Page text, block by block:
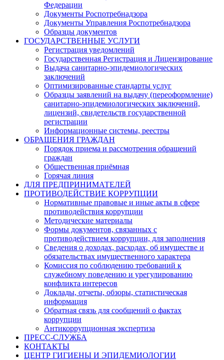
Федерации
Документы Роспотребнадзора
Документы Управления Роспотребнадзора
Образцы документов
ГОСУДАРСТВЕННЫЕ УСЛУГИ
Регистрация уведомлений
Государственная Регистрация и Лицензирование
Выдача санитарно-эпидемиологических
заключений
Оптимизированные стандарты услуг
Образцы заявлений на выдачу (переоформление)
санитарно-эпидемиологических заключений,
лицензий, свидетельств государственной
регистрации
Информационные системы, реестры
ОБРАЩЕНИЯ ГРАЖДАН
Порядок приема и рассмотрения обращений
граждан
Общественная приёмная
Горячая линия
ДЛЯ ПРЕДПРИНИМАТЕЛЕЙ
ПРОТИВОДЕЙСТВИЕ КОРРУПЦИИ
Нормативные правовые и иные акты в сфере
противодействия коррупции
Методические материалы
Формы документов, связанных с
противодействием коррупции, для заполнения
Сведения о доходах, расходах, об имуществе и
обязательствах имущественного характера
Комиссия по соблюдению требований к
служебному поведению и урегулированию
конфликта интересов
Доклады, отчеты, обзоры, статистическая
информация
Обратная связь для сообщений о фактах
коррупции
Антикоррупционная экспертиза
ПРЕСС-СЛУЖБА
КОНТАКТЫ
ЦЕНТР ГИГИЕНЫ И ЭПИДЕМИОЛОГИИ